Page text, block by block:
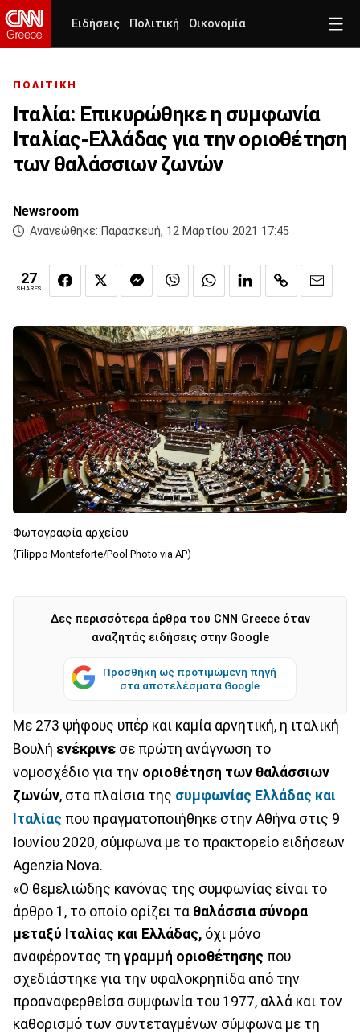
Ειδήσεις Πολιτική Οικονομία
ΠΟΛΙΤΙΚΗ
Ιταλία: Επικυρώθηκε η συμφωνία
Ιταλίας-Ελλάδας για την οριοθέτηση
των θαλάσσιων ζωνών
Newsroom
Ανανεώθηκε: Παρασκευή, 12 Μαρτίου 2021 17:45
27
SHARES
Φωτογραφία αρχείου
(Filippo Monteforte/Pool Photo via AP)
Δες περισσότερα άρθρα του CNN Greece όταν
αναζητάς ειδήσεις στην Google
Προσθήκη ως προτιμώμενη πηγή
στα αποτελέσματα Google
Με 273 ψήφους υπέρ και καμία αρνητική, η ιταλική
Βουλή ενέκρινε σε πρώτη ανάγνωση το
νομοσχέδιο για την οριοθέτηση των θαλάσσιων
ζωνών, στα πλαίσια της συμφωνίας Ελλάδας και
Ιταλίας που πραγματοποιήθηκε στην Αθήνα στις 9
Ιουνίου 2020, σύμφωνα με το πρακτορείο ειδήσεων
Agenzia Nova.
«Ο θεμελιώδης κανόνας της συμφωνίας είναι το
άρθρο 1, το οποίο ορίζει τα θαλάσσια σύνορα
μεταξύ Ιταλίας και Ελλάδας, όχι μόνο
αναφέροντας τη γραμμή οριοθέτησης που
σχεδιάστηκε για την υφαλοκρηπίδα από την
προαναφερθείσα συμφωνία του 1977, αλλά και τον
καθορισμό των συντεταγμένων σύμφωνα με τη